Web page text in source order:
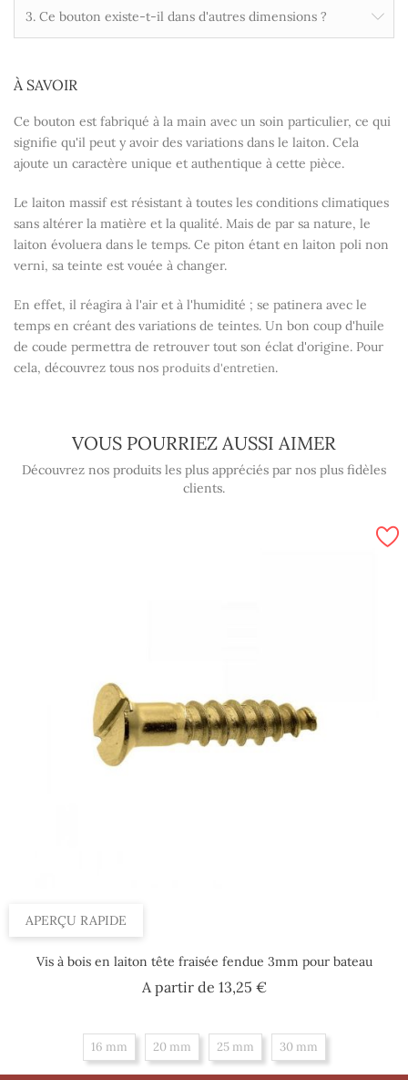
3. Ce bouton existe-t-il dans d'autres dimensions ?
À SAVOIR
Ce bouton est fabriqué à la main avec un soin particulier, ce qui
signifie qu'il peut y avoir des variations dans le laiton. Cela
ajoute un caractère unique et authentique à cette pièce.
Le laiton massif est résistant à toutes les conditions climatiques
sans altérer la matière et la qualité. Mais de par sa nature, le
laiton évoluera dans le temps. Ce piton étant en laiton poli non
verni, sa teinte est vouée à changer.
En effet, il réagira à l'air et à l'humidité ; se patinera avec le
temps en créant des variations de teintes. Un bon coup d'huile
de coude permettra de retrouver tout son éclat d'origine. Pour
cela, découvrez tous nos produits d'entretien.
VOUS POURRIEZ AUSSI AIMER
Découvrez nos produits les plus appréciés par nos plus fidèles
clients.
APERÇU RAPIDE
Vis à bois en laiton tête fraisée fendue 3mm pour bateau
A partir de 13,25 €Prix
16 mm 20 mm 25 mm 30 mm